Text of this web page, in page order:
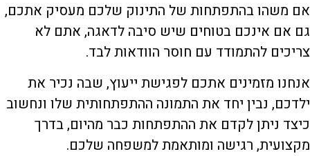
אם משהו בהתפתחות של התינוק שלכם מעסיק אתכם,
גם אם אינכם בטוחים שיש סיבה לדאגה, אתם לא
צריכים להתמודד עם חוסר הוודאות לבד.
אנחנו מזמינים אתכם לפגישת ייעוץ, שבה נכיר את
ילדכם, נבין יחד את התמונה ההתפתחותית שלו ונחשוב
כיצד ניתן לקדם את ההתפתחות כבר מהיום, בדרך
מקצועית, רגישה ומותאמת למשפחה שלכם.